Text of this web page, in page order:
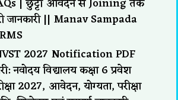
जानकारी || Manav Sampada
2027 Notification PDF
नवोदय विद्यालय कक्षा 6 प्रवेश
2027, आवेदन, योग्यता, परीक्षा